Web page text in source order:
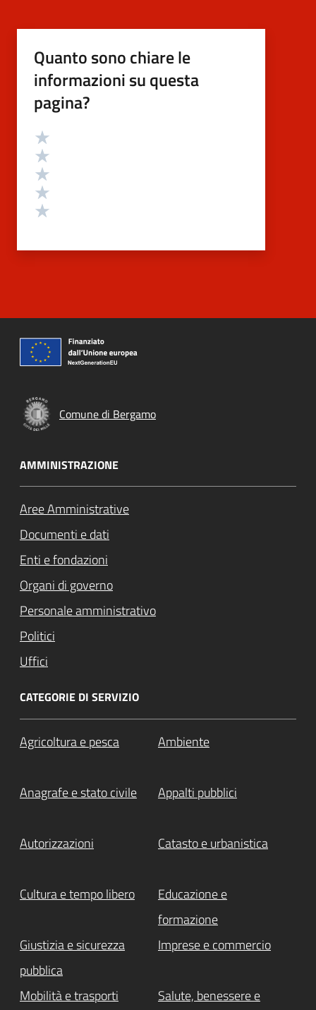
Quanto sono chiare le
informazioni su questa
pagina?
Valutazione
Comune di Bergamo
AMMINISTRAZIONE
Aree Amministrative
Documenti e dati
Enti e fondazioni
Organi di governo
Personale amministrativo
Politici
Uffici
CATEGORIE DI SERVIZIO
Agricoltura e pesca Ambiente
Anagrafe e stato civile Appalti pubblici
Autorizzazioni Catasto e urbanistica
Cultura e tempo libero
Educazione e
formazione
Giustizia e sicurezza
pubblica
Imprese e commercio
Mobilità e trasporti
Salute, benessere e